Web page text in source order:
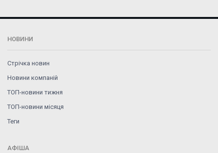
НОВИНИ
Стрічка новин
Новини компаній
ТОП-новини тижня
ТОП-новини місяця
Теги
АФІША